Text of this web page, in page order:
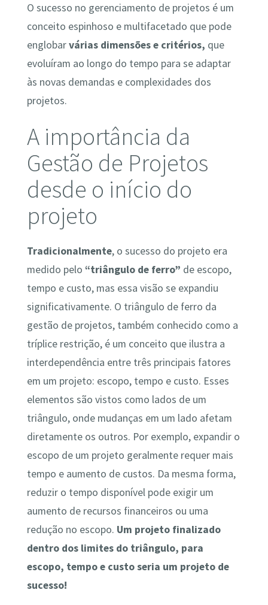
O sucesso no gerenciamento de projetos é um
conceito espinhoso e multifacetado que pode
englobarvárias dimensões e critérios, que
evoluíram ao longo do tempo para se adaptar
às novas demandas e complexidades dos
projetos.
A importância da
Gestão de Projetos
desde o início do
projeto
Tradicionalmente, o sucesso do projeto era
medido pelo “triângulo de ferro” de escopo,
tempo e custo, mas essa visão se expandiu
significativamente. O triângulo de ferro da
gestão de projetos, também conhecido como a
tríplice restrição, é um conceito que ilustra a
interdependência entre três principais fatores
em um projeto: escopo, tempo e custo. Esses
elementos são vistos como lados de um
triângulo, onde mudanças em um lado afetam
diretamente os outros. Por exemplo, expandir o
escopo de um projeto geralmente requer mais
tempo e aumento de custos. Da mesma forma,
reduzir o tempo disponível pode exigir um
aumento de recursos financeiros ou uma
redução no escopo. Um projeto finalizado
dentro dos limites do triângulo, para
escopo, tempo e custo seria um projeto de
sucesso!